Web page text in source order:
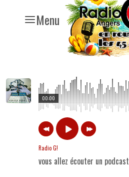
Menu
00:00
Radio G!
vous allez écouter un